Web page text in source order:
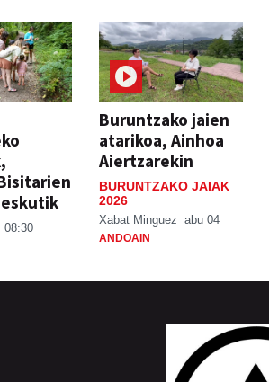
08:30
Buruntzako jaien
atarikoa, Ainhoa
Aiertzarekin
BURUNTZAKO JAIAK
2026
Xabat Minguez abu 04
ANDOAIN